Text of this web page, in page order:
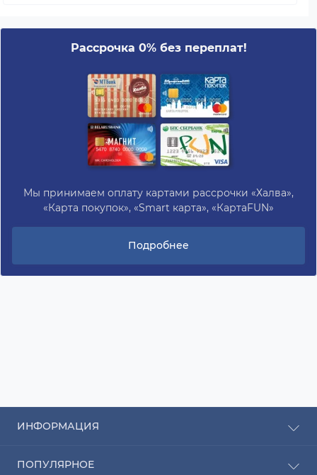
Рассрочка 0% без переплат!
Мы принимаем оплату картами рассрочки «Халва»,
«Карта покупок», «Smart карта», «КартаFUN»
Подробнее
ИНФОРМАЦИЯ
Оплата
ПОПУЛЯРНОЕ